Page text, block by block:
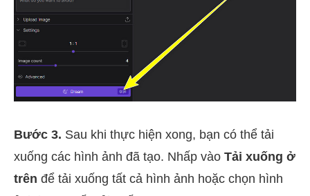
Bước 3. Sau khi thực hiện xong, bạn có thể tải
xuống các hình ảnh đã tạo. Nhấp vào Tải xuống ở
trên để tải xuống tất cả hình ảnh hoặc chọn hình